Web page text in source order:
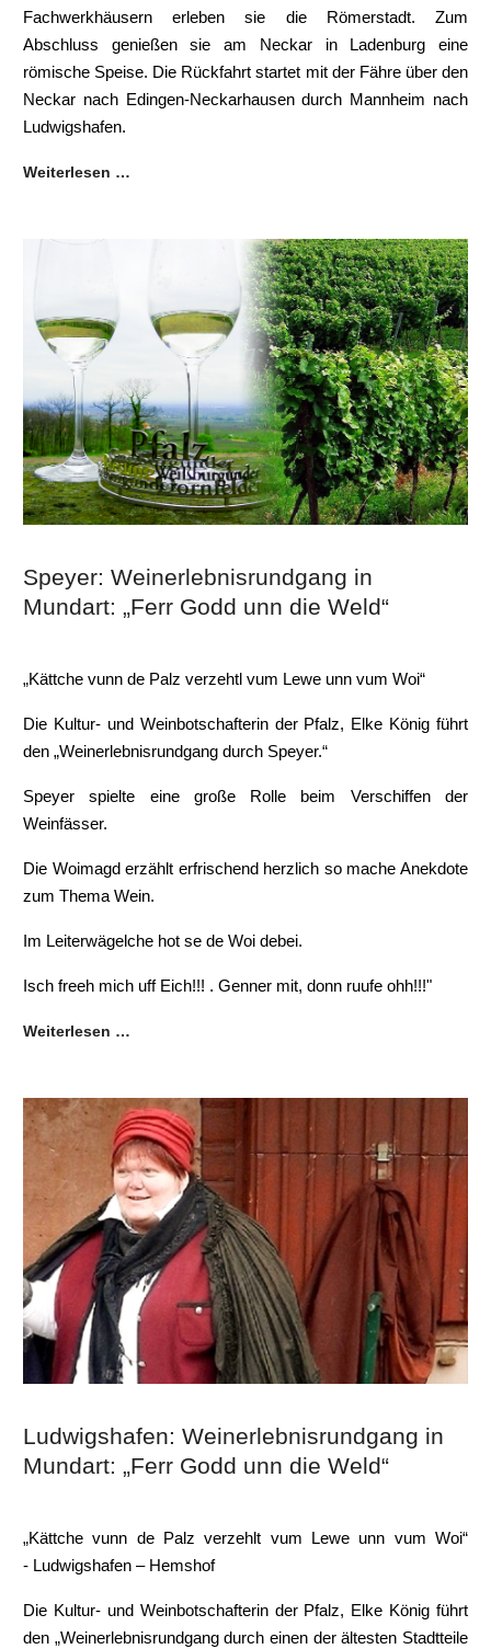
Fachwerkhäusern erleben sie die Römerstadt. Zum
Abschluss genießen sie am Neckar in Ladenburg eine
römische Speise. Die Rückfahrt startet mit der Fähre über den
Neckar nach Edingen-Neckarhausen durch Mannheim nach
Ludwigshafen.
Weiterlesen …
Speyer: Weinerlebnisrundgang in
Mundart: „Ferr Godd unn die Weld“
„Kättche vunn de Palz verzehtl vum Lewe unn vum Woi“
Die Kultur- und Weinbotschafterin der Pfalz, Elke König führt
den „Weinerlebnisrundgang durch Speyer.“
Speyer spielte eine große Rolle beim Verschiffen der
Weinfässer.
Die Woimagd erzählt erfrischend herzlich so mache Anekdote
zum Thema Wein.
Im Leiterwägelche hot se de Woi debei.
Isch freeh mich uff Eich!!! . Genner mit, donn ruufe ohh!!!"
Weiterlesen …
Ludwigshafen: Weinerlebnisrundgang in
Mundart: „Ferr Godd unn die Weld“
„Kättche vunn de Palz verzehlt vum Lewe unn vum Woi“
- Ludwigshafen – Hemshof
Die Kultur- und Weinbotschafterin der Pfalz, Elke König führt
den „Weinerlebnisrundgang durch einen der ältesten Stadtteile